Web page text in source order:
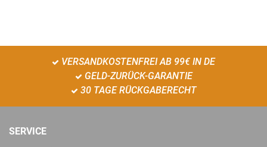
VERSANDKOSTENFREI AB 99€ IN DE
GELD-ZURÜCK-GARANTIE
30 TAGE RÜCKGABERECHT
SERVICE